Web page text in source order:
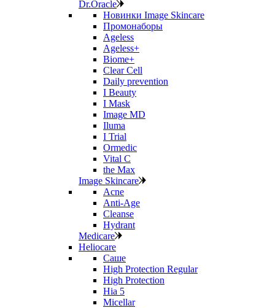
Dr.Oracle
Новинки Image Skincare
Промонаборы
Ageless
Ageless+
Biome+
Clear Cell
Daily prevention
I Beauty
I Mask
Image MD
Iluma
I Trial
Ormedic
Vital C
the Max
Image Skincare
Acne
Anti‑Age
Cleanse
Hydrant
Medicare
Heliocare
Саше
High Protection Regular
High Protection
Hia 5
Micellar